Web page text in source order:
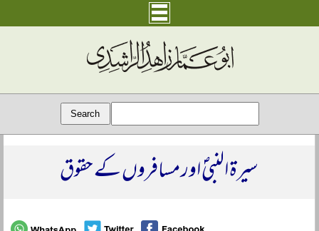
سیرۃ النبیؐ اور مسافروں کے حقوق